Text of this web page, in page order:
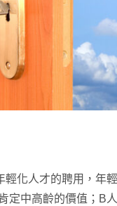
化人才的聘用，年
定中高齡的價值；B